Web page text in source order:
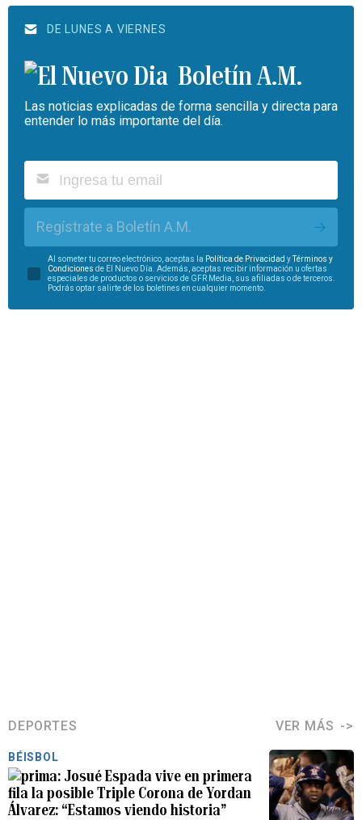
DE LUNES A VIERNES
Boletín A.M.
Las noticias explicadas de forma sencilla y directa para
entender lo más importante del día.
Regístrate a Boletín A.M.
Al someter tu correo electrónico, aceptas la Política de Privacidad yTérminos y
Condiciones de El Nuevo Día. Además, aceptas recibir información u ofertas
especiales de productos o servicios de GFR Media, sus afiliadas o de terceros.
Podrás optar salirte de los boletines en cualquier momento.
DEPORTES VER MÁS
BÉISBOL
Josué Espada vive en primera
fila la posible Triple Corona de Yordan
Álvarez: “Estamos viendo historia”